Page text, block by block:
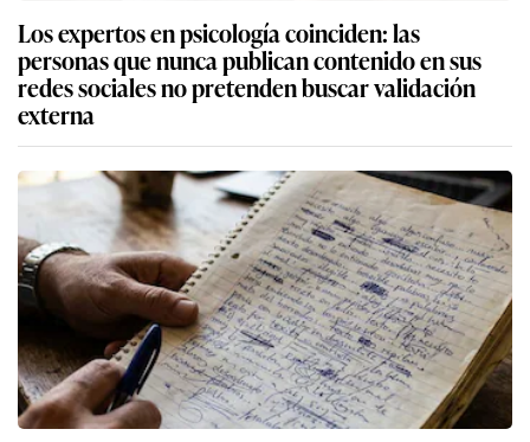
Los expertos en psicología coinciden: las
personas que nunca publican contenido en sus
redes sociales no pretenden buscar validación
externa